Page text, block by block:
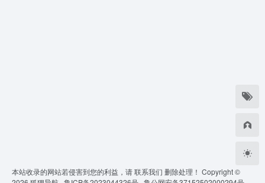
本站收录的网站若侵害到您的利益，请联系我们 删除处理！ Copyright ©